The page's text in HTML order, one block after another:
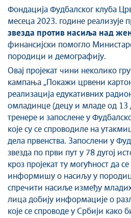
Фондација Фудбалског клуба
месеца 2023. године реализује
звезда против насиља над
финансијски помогло
породици и демографију.
Овај пројекат чини неколико
кампања „Покажи црвени
реализација едукативних
омладинце (децу и младе од 13
тренере и запослене у
које су се спроводиле на
дела првенства. Запослени у
звезда по први пут у 78 дугој
кроз пројекат ту могућност да
информишу о насиљу у
спречити насиље између
лица добију информације о
које се спроводе у Србији како